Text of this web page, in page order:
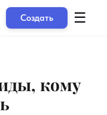
Создать ☰
кому